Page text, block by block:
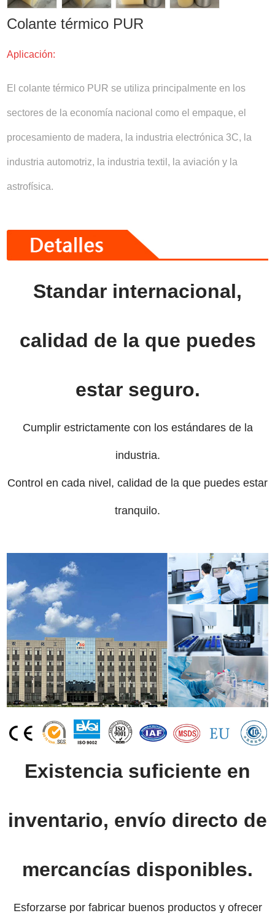
Colante térmico PUR
Aplicación:
El colante térmico PUR se utiliza principalmente en los
sectores de la economía nacional como el empaque, el
procesamiento de madera, la industria electrónica 3C, la
industria automotriz, la industria textil, la aviación y la
astrofísica.
Standar internacional,
calidad de la que puedes
estar seguro.
Cumplir estrictamente con los estándares de la
industria.
Control en cada nivel, calidad de la que puedes estar
tranquilo.
Existencia suficiente en
inventario, envío directo de
mercancías disponibles.
Esforzarse por fabricar buenos productos y ofrecer